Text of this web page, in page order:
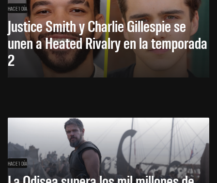
HACE 1 DÍA
Justice Smith y Charlie Gillespie se
unen a Heated Rivalry en la temporada
2
HACE 1 DÍA